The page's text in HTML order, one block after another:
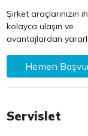
Şirket araçlarınızın
kolayca ulaşın ve
avantajlardan
Hemen
Servislet